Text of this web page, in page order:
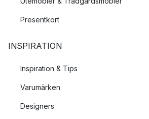
Presentkort
INSPIRATION
Inspiration & Tips
Varumärken
Designers